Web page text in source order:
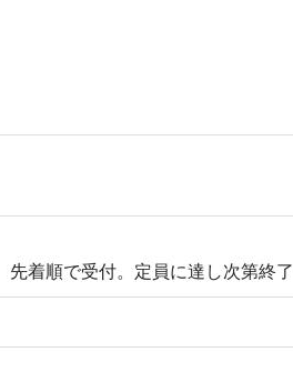
着順で受付。定員に達し次第終了